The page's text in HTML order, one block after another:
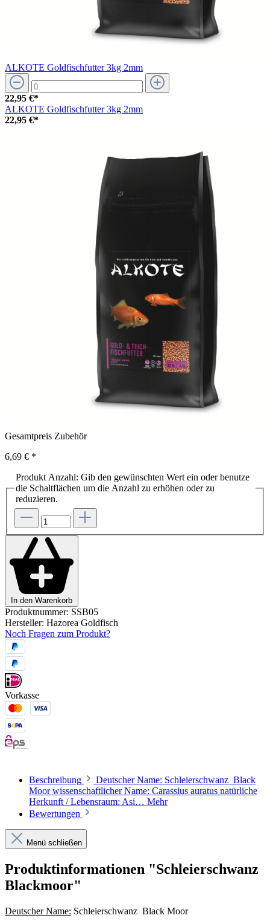
ALKOTE Goldfischfutter 3kg 2mm
22,95 €*
ALKOTE Goldfischfutter 3kg 2mm
22,95 €*
Gesamtpreis Zubehör
6,69 € *
Produkt Anzahl: Gib den gewünschten Wert ein oder benutze
die Schaltflächen um die Anzahl zu erhöhen oder zu
reduzieren.
In den Warenkorb
Produktnummer: SSB05
Hersteller: Hazorea Goldfisch
Noch Fragen zum Produkt?
Vorkasse
Beschreibung
Deutscher Name: Schleierschwanz Black
Moor wissenschaftlicher Name: Carassius auratus natürliche
Herkunft / Lebensraum: Asi… Mehr
Bewertungen
Menü schließen
Produktinformationen "Schleierschwanz
Blackmoor"
Deutscher Name: Schleierschwanz Black Moor